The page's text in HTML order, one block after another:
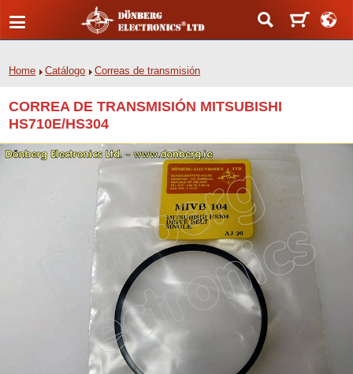
Home Catálogo Correas de transmisión
CORREA DE TRANSMISIÓN MITSUBISHI
HS710E/HS304